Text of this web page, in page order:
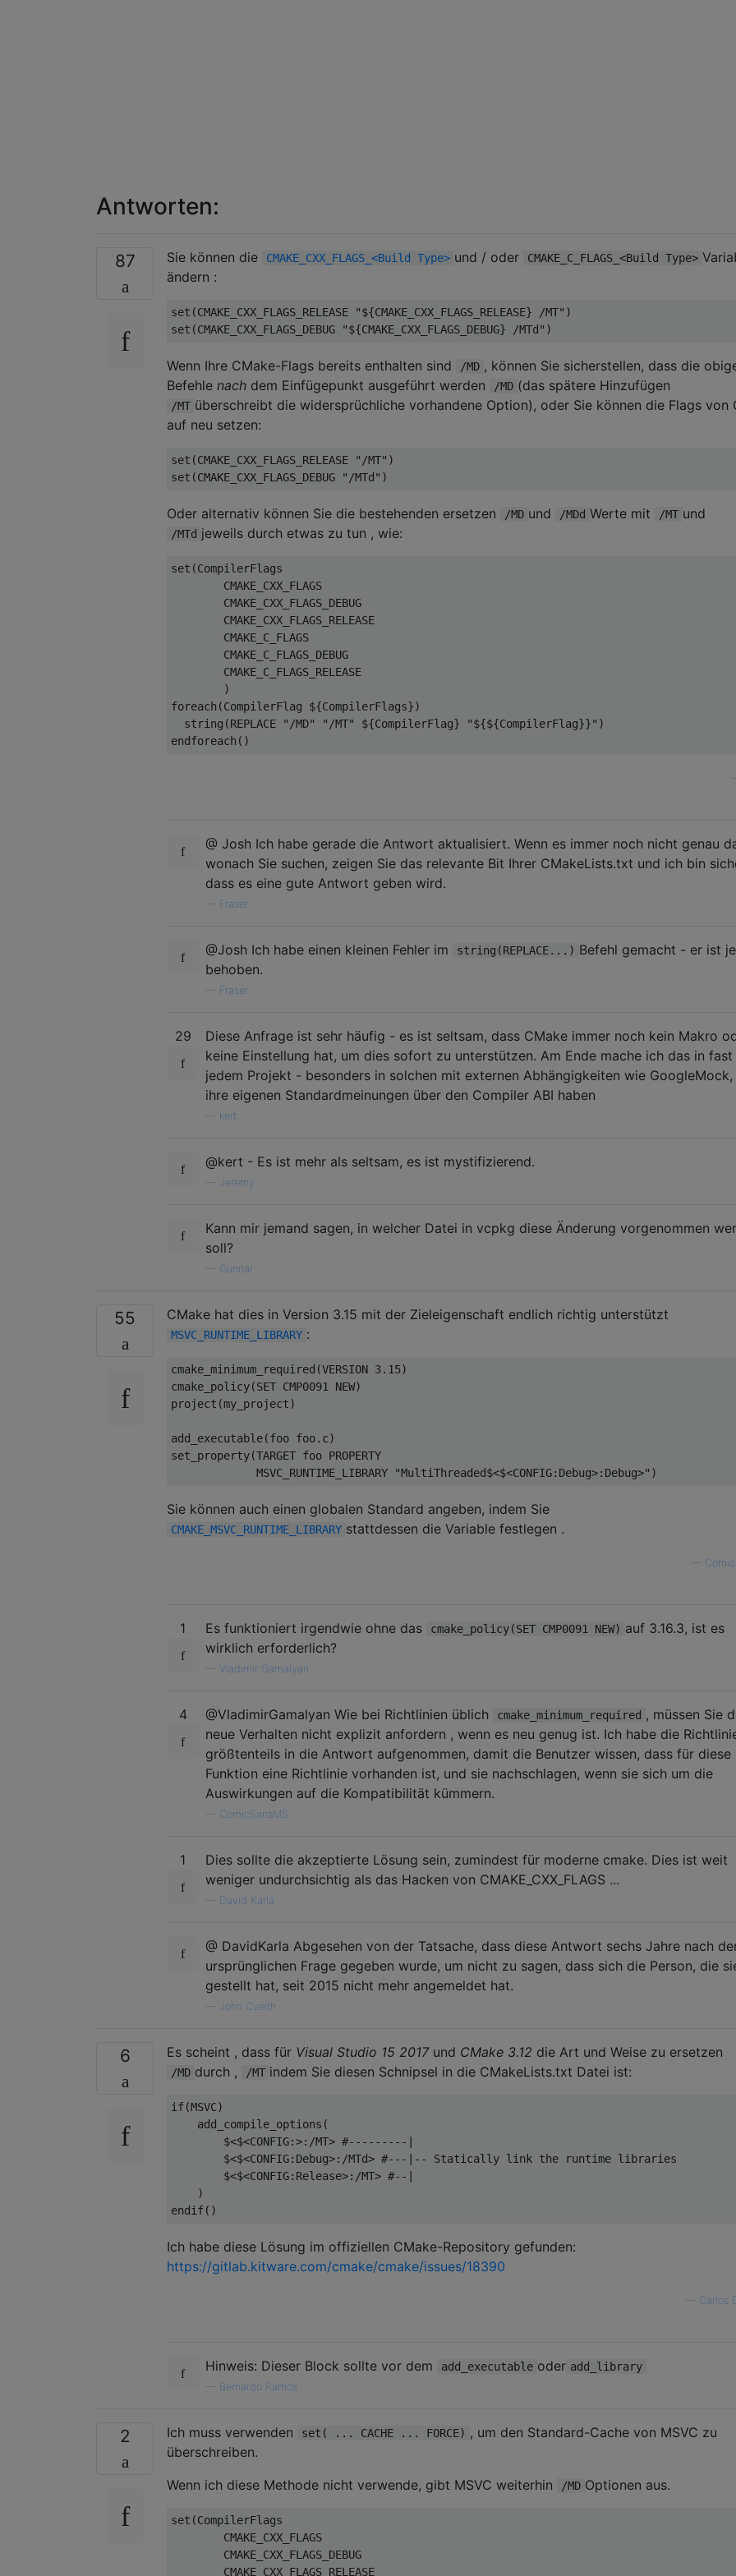
Antworten:
87 Sie können die CMAKE_CXX_FLAGS_<Build Type> und / oder CMAKE_C_FLAGS_<Build Type>
ändern :
set(CMAKE_CXX_FLAGS_RELEASE "${CMAKE_CXX_FLAGS_RELEASE} /MT")
Wenn Ihre CMake-Flags bereits enthalten sind /MD , können Sie sicherstellen, dass die
Befehle nach dem Einfügepunkt ausgeführt werden /MD (das spätere Hinzufügen
/MT überschreibt die widersprüchliche vorhandene Option), oder Sie können die Flags von
auf neu setzen:
set(CMAKE_CXX_FLAGS_RELEASE "/MT")
Oder alternativ können Sie die bestehenden ersetzen /MD und /MDd Werte mit /MT und
/MTd jeweils durch etwas zu tun , wie:
set(CompilerFlags
        CMAKE_CXX_FLAGS
        CMAKE_CXX_FLAGS_DEBUG
        CMAKE_CXX_FLAGS_RELEASE
        CMAKE_C_FLAGS
        CMAKE_C_FLAGS_DEBUG
        CMAKE_C_FLAGS_RELEASE
        )
foreach(CompilerFlag ${CompilerFlags})
  string(REPLACE "/MD" "/MT" ${CompilerFlag} "${${CompilerFlag}}")
@ Josh Ich habe gerade die Antwort aktualisiert. Wenn es immer noch nicht genau
wonach Sie suchen, zeigen Sie das relevante Bit Ihrer CMakeLists.txt und ich bin
dass es eine gute Antwort geben wird.
Fraser
@Josh Ich habe einen kleinen Fehler im string(REPLACE...) Befehl gemacht - er ist
behoben.
Fraser
29
Diese Anfrage ist sehr häufig - es ist seltsam, dass CMake immer noch kein Makro
keine Einstellung hat, um dies sofort zu unterstützen. Am Ende mache ich das in fast
jedem Projekt - besonders in solchen mit externen Abhängigkeiten wie
ihre eigenen Standardmeinungen über den Compiler ABI haben
kert
@kert - Es ist mehr als seltsam, es ist mystifizierend.
Jeremy
Kann mir jemand sagen, in welcher Datei in vcpkg diese Änderung vorgenommen
soll?
Gunnar
55 CMake hat dies in Version 3.15 mit der Zieleigenschaft endlich richtig unterstützt
MSVC_RUNTIME_LIBRARY :
cmake_minimum_required(VERSION 3.15)
cmake_policy(SET CMP0091 NEW)
project(my_project)
add_executable(foo foo.c)
set_property(TARGET foo PROPERTY
Sie können auch einen globalen Standard angeben, indem Sie
CMAKE_MSVC_RUNTIME_LIBRARY stattdessen die Variable festlegen .
1 Es funktioniert irgendwie ohne das cmake_policy(SET CMP0091 NEW) auf 3.16.3, ist es
wirklich erforderlich?
Vladimir Gamalyan
4 @VladimirGamalyan Wie bei Richtlinien üblich cmake_minimum_required , müssen Sie
neue Verhalten nicht explizit anfordern , wenn es neu genug ist. Ich habe die
größtenteils in die Antwort aufgenommen, damit die Benutzer wissen, dass für diese
Funktion eine Richtlinie vorhanden ist, und sie nachschlagen, wenn sie sich um die
Auswirkungen auf die Kompatibilität kümmern.
ComicSansMS
1
Dies sollte die akzeptierte Lösung sein, zumindest für moderne cmake. Dies ist weit
weniger undurchsichtig als das Hacken von CMAKE_CXX_FLAGS ...
David Karla
@ DavidKarla Abgesehen von der Tatsache, dass diese Antwort sechs Jahre nach
ursprünglichen Frage gegeben wurde, um nicht zu sagen, dass sich die Person, die
gestellt hat, seit 2015 nicht mehr angemeldet hat.
John Cvelth
6 Es scheint , dass für Visual Studio 15 2017und CMake 3.12 die Art und Weise zu ersetzen
/MD durch , /MT indem Sie diesen Schnipsel in die CMakeLists.txt Datei ist:
if(MSVC)
    add_compile_options(
        $<$<CONFIG:>:/MT> #---------|
        $<$<CONFIG:Debug>:/MTd> #---|-- Statically link the runtime libraries
        $<$<CONFIG:Release>:/MT> #--|
    )
Ich habe diese Lösung im offiziellen CMake-Repository gefunden:
https://gitlab.kitware.com/cmake/cmake/issues/18390
Carlos
Hinweis: Dieser Block sollte vor dem add_executable oder add_library
Bernardo Ramos
2 Ich muss verwenden set( ... CACHE ... FORCE) , um den Standard-Cache von MSVC zu
überschreiben.
Wenn ich diese Methode nicht verwende, gibt MSVC weiterhin
/MD Optionen aus.
set(CompilerFlags
        CMAKE_CXX_FLAGS
        CMAKE_CXX_FLAGS_DEBUG
        CMAKE_CXX_FLAGS_RELEASE